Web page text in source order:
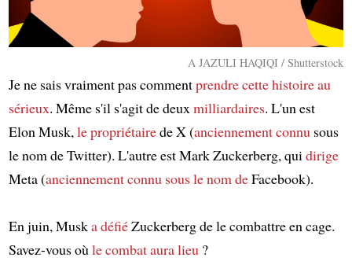
A JAZULI HAQIQI / Shutterstock
Je ne sais vraiment pas commentprendre cette histoire au
sérieux. Même s'il s'agit de deuxmilliardaires. L'un est
Elon Musk,le propriétairede X (anciennementconnusous
le nom de Twitter). L'autre est Mark Zuckerberg, quidirige
Meta (anciennement connu sous le nom deFacebook).
En juin, Muska défiéZuckerberg de le combattre en cage.
Savez-vous oùle combataura lieu?